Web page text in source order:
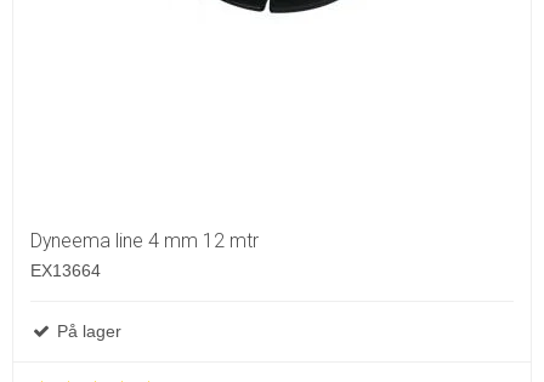
Dyneema line 4 mm 12 mtr
EX13664
På lager